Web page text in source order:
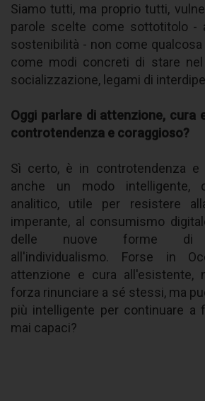
Siamo tutti, ma proprio tutti,
parole scelte come sottotitolo -
sostenibilità - non come
come modi concreti di stare
socializzazione, legami di
Oggi parlare di attenzione, cura
controtendenza e coraggioso?
Sì certo, è in controtendenza e
anche un modo intelligente,
analitico, utile per resistere
imperante, al consumismo
delle nuove forme di
all'individualismo. Forse in
attenzione e cura all'esistente,
forza rinunciare a sé stessi, ma
più intelligente per continuare a
mai capaci?